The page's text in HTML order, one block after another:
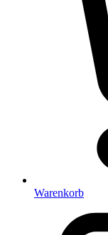
Warenkorb